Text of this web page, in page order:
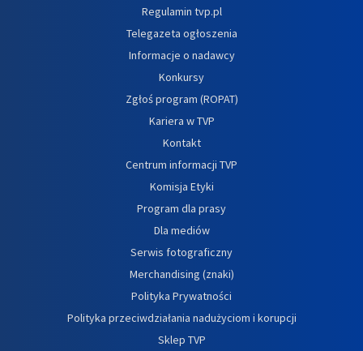
Regulamin tvp.pl
Telegazeta ogłoszenia
Informacje o nadawcy
Konkursy
Zgłoś program (ROPAT)
Kariera w TVP
Kontakt
Centrum informacji TVP
Komisja Etyki
Program dla prasy
Dla mediów
Serwis fotograficzny
Merchandising (znaki)
Polityka Prywatności
Polityka przeciwdziałania nadużyciom i korupcji
Sklep TVP